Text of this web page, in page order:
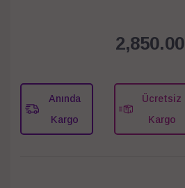
2,850.00
Anında
Kargo
Ücretsiz
Kargo